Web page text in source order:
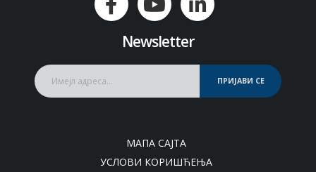
Newsletter
ПРИЈАВИ СЕ
МАПА САЈТА
УСЛОВИ КОРИШЋЕЊА